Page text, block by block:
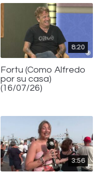
8:20
Fortu (Como Alfredo
por su casa)
(16/07/26)
3:56